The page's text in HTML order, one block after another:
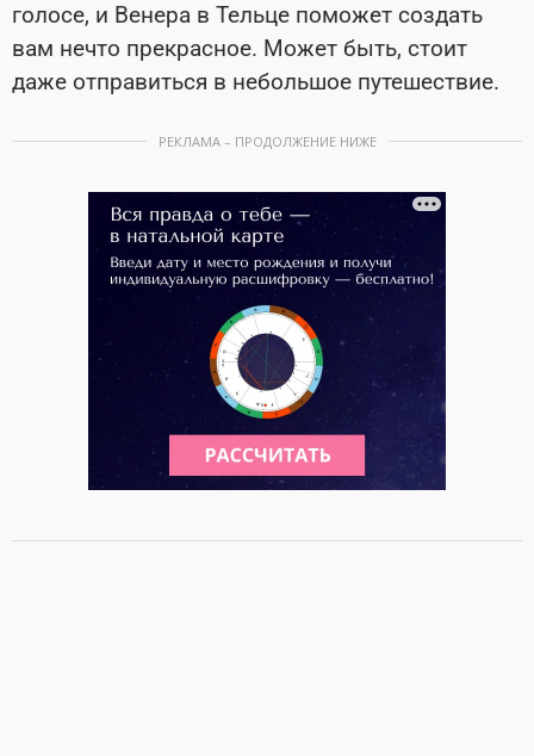
голосе, и Венера в Тельце поможет создать
вам нечто прекрасное. Может быть, стоит
даже отправиться в небольшое путешествие.
РЕКЛАМА – ПРОДОЛЖЕНИЕ НИЖЕ